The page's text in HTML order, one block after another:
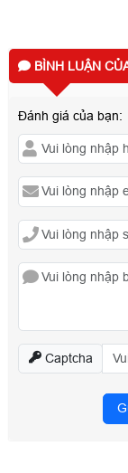
BÌNH LUẬN
Đánh giá của bạn:
Captcha